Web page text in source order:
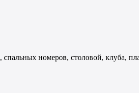
номеров, столовой, клуба,